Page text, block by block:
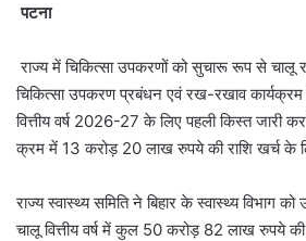
पटना
राज्य में चिकित्सा उपकरणों को सुचारू रूप से
चिकित्सा उपकरण प्रबंधन एवं रख-रखाव
वित्तीय वर्ष 2026-27 के लिए पहली किस्त जारी
क्रम में 13 करोड़ 20 लाख रुपये की राशि खर्च के
राज्य स्वास्थ्य समिति ने बिहार के स्वास्थ्य विभाग
चालू वित्तीय वर्ष में कुल 50 करोड़ 82 लाख रुपये